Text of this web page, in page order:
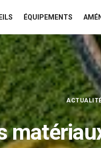
ÉQUIPEMENTS